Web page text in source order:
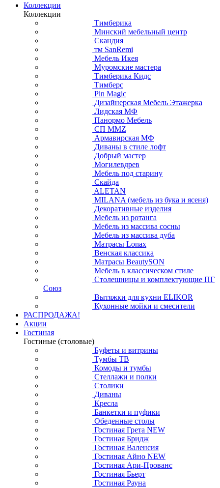
Коллекции
Коллекции
Тимберика
Минский мебельный центр
Скандия
тм SanRemi
Мебель Икея
Муромские мастера
Тимберика Кидс
Тимберс
Pin Magic
Дизайнерская Мебель Этажерка
Лидская МФ
Панормо Мебель
СП ММZ
Армавирская МФ
Диваны в стиле лофт
Добрый мастер
Могилевдрев
Мебель под старину
Скайда
ALETAN
MILANA (мебель из бука и ясеня)
Декоративные изделия
Мебель из ротанга
Мебель из массива сосны
Мебель из массива дуба
Матрасы Lonax
Венская классика
Матрасы BeautySON
Мебель в классическом стиле
Столешницы и комплектующие ПГ
Союз
Вытяжки для кухни ELIKOR
Кухонные мойки и смесители
РАСПРОДАЖА!
Акции
Гостиная
Гостиные (столовые)
Буфеты и витрины
Тумбы ТВ
Комоды и тумбы
Стеллажи и полки
Столики
Диваны
Кресла
Банкетки и пуфики
Обеденные столы
Гостиная Грета NEW
Гостиная Бридж
Гостиная Валенсия
Гостиная Айно NEW
Гостиная Ари-Прованс
Гостиная Бьерт
Гостиная Рауна